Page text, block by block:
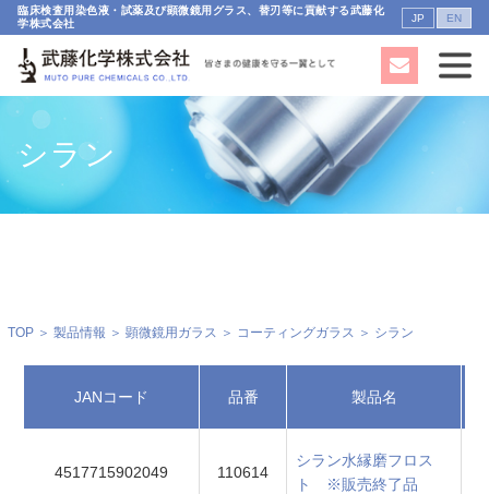
臨床検査用染色液・試薬及び顕微鏡用グラス、替刃等に貢献する武藤化
学株式会社
JP EN
シラン
TOP＞ 製品情報 ＞ 顕微鏡用ガラス ＞ コーティングガラス ＞ シラン
JANコード 品番 製品名
4517715902049 110614
シラン水縁磨フロス
ト ※販売終了品